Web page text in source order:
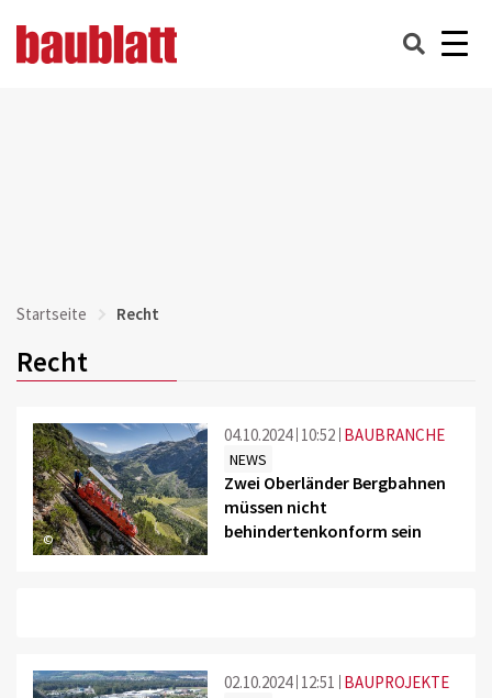
Startseite Recht
Recht
©
04.10.2024 10:52 BAUBRANCHE
NEWS
Zwei Oberländer Bergbahnen
müssen nicht
behindertenkonform sein
02.10.2024 12:51 BAUPROJEKTE